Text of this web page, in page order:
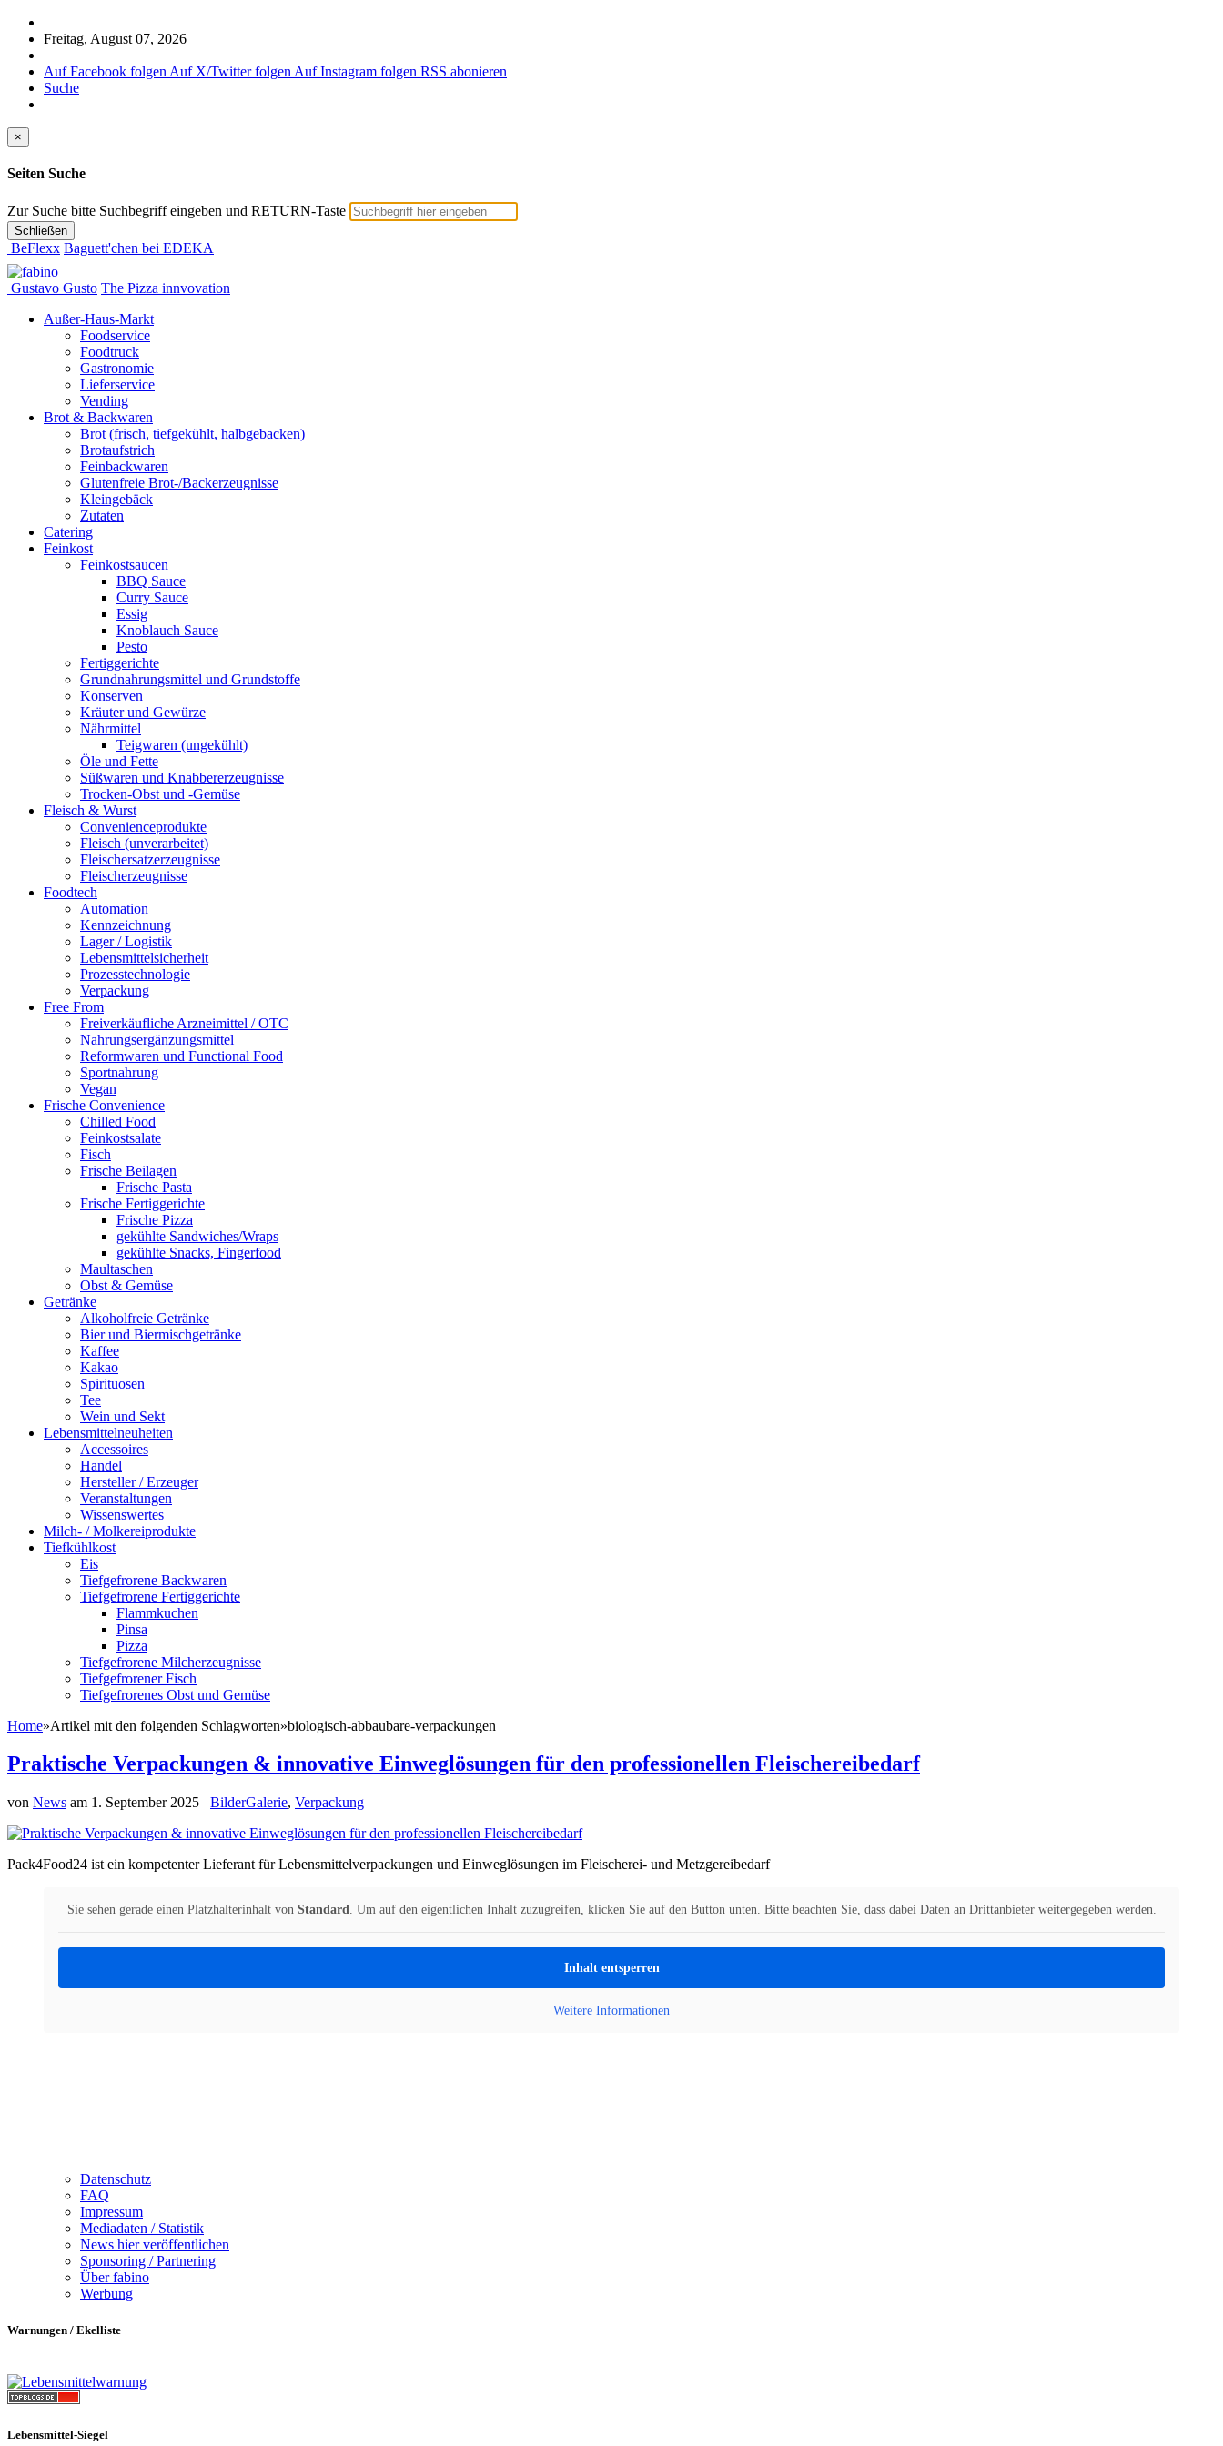
Freitag, August 07, 2026
Auf Facebook folgen Auf X/Twitter folgen Auf Instagram folgen RSS abonieren
Suche
×
Seiten Suche
Zur Suche bitte Suchbegriff eingeben und RETURN-Taste
Schließen
BeFlexx Baguett'chen bei EDEKA
Gustavo Gusto The Pizza innvovation
Außer-Haus-Markt
Foodservice
Foodtruck
Gastronomie
Lieferservice
Vending
Brot & Backwaren
Brot (frisch, tiefgekühlt, halbgebacken)
Brotaufstrich
Feinbackwaren
Glutenfreie Brot-/Backerzeugnisse
Kleingebäck
Zutaten
Catering
Feinkost
Feinkostsaucen
BBQ Sauce
Curry Sauce
Essig
Knoblauch Sauce
Pesto
Fertiggerichte
Grundnahrungsmittel und Grundstoffe
Konserven
Kräuter und Gewürze
Nährmittel
Teigwaren (ungekühlt)
Öle und Fette
Süßwaren und Knabbererzeugnisse
Trocken-Obst und -Gemüse
Fleisch & Wurst
Convenienceprodukte
Fleisch (unverarbeitet)
Fleischersatzerzeugnisse
Fleischerzeugnisse
Foodtech
Automation
Kennzeichnung
Lager / Logistik
Lebensmittelsicherheit
Prozesstechnologie
Verpackung
Free From
Freiverkäufliche Arzneimittel / OTC
Nahrungsergänzungsmittel
Reformwaren und Functional Food
Sportnahrung
Vegan
Frische Convenience
Chilled Food
Feinkostsalate
Fisch
Frische Beilagen
Frische Pasta
Frische Fertiggerichte
Frische Pizza
gekühlte Sandwiches/Wraps
gekühlte Snacks, Fingerfood
Maultaschen
Obst & Gemüse
Getränke
Alkoholfreie Getränke
Bier und Biermischgetränke
Kaffee
Kakao
Spirituosen
Tee
Wein und Sekt
Lebensmittelneuheiten
Accessoires
Handel
Hersteller / Erzeuger
Veranstaltungen
Wissenswertes
Milch- / Molkereiprodukte
Tiefkühlkost
Eis
Tiefgefrorene Backwaren
Tiefgefrorene Fertiggerichte
Flammkuchen
Pinsa
Pizza
Tiefgefrorene Milcherzeugnisse
Tiefgefrorener Fisch
Tiefgefrorenes Obst und Gemüse
Home»Artikel mit den folgenden Schlagworten»biologisch-abbaubare-verpackungen
Praktische Verpackungen & innovative Einweglösungen für den professionellen Fleischereibedarf
von News am 1. September 2025 BilderGalerie, Verpackung
Pack4Food24 ist ein kompetenter Lieferant für Lebensmittelverpackungen und Einweglösungen im Fleischerei- und Metzgereibedarf
Sie sehen gerade einen Platzhalterinhalt von Standard. Um auf den eigentlichen Inhalt zuzugreifen, klicken Sie auf den Button unten. Bitte beachten Sie, dass dabei Daten an Drittanbieter weitergegeben werden.
Inhalt entsperren
Weitere Informationen
Datenschutz
FAQ
Impressum
Mediadaten / Statistik
News hier veröffentlichen
Sponsoring / Partnering
Über fabino
Werbung
Warnungen / Ekelliste
Lebensmittel-Siegel